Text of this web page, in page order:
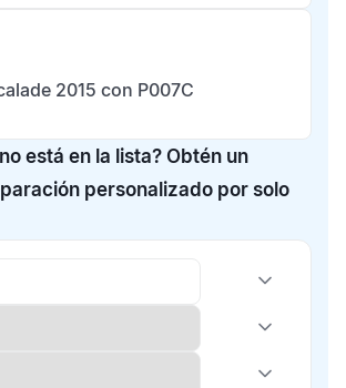
2015 con P007C
está en la lista? Obtén un
personalizado por solo